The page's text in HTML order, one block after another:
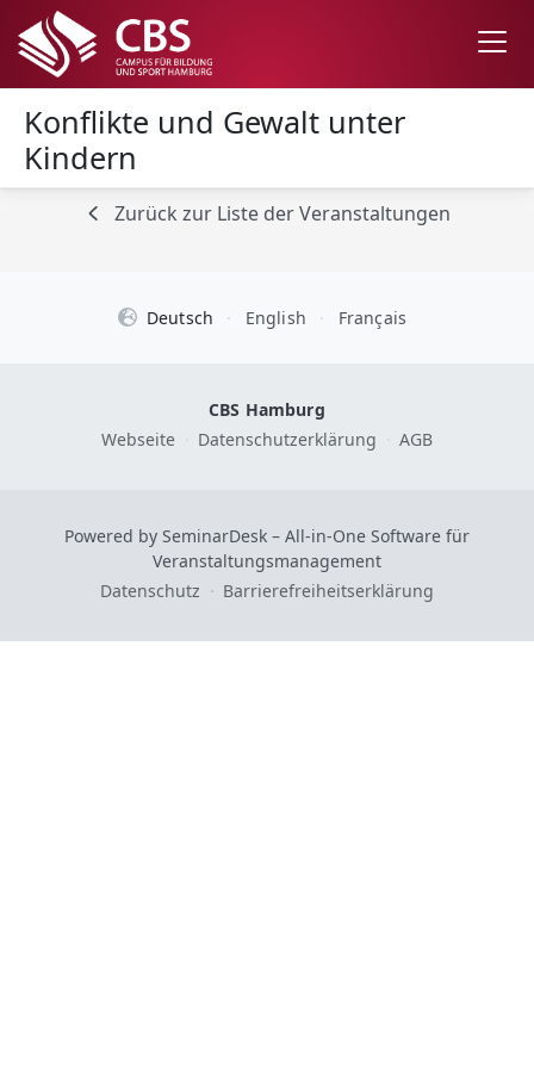
Konflikte und Gewalt unter
Kindern
Zurück zur Liste der Veranstaltungen
Deutsch · English · Français
CBS Hamburg
Webseite
Datenschutzerklärung AGB
Powered by SeminarDesk – All-in-One Software für
Veranstaltungsmanagement
Datenschutz · Barrierefreiheitserklärung